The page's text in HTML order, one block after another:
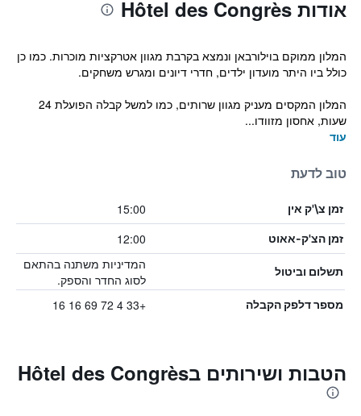
אודות Hôtel des Congrès
המלון ממוקם בוילורבאן ונמצא בקרבת מגוון אטרקציות מוכרות. כמו כן
כולל ביו היתר מועדון ילדים, חדרי דיונים ומגרש משחקים.
המלון המקסים מעניק מגוון שרותים, כמו למשל קבלה הפועלת 24
שעות, אחסון מזוודו...
עוד
טוב לדעת
זמן צ\'ק אין 15:00
זמן הצ'ק-אאוט 12:00
תשלום וביטול
המדיניות משתנה בהתאם
לסוג החדר והספק.
מספר דלפק הקבלה +33 4 72 69 16 16
הטבות ושירותים בHôtel des Congrès